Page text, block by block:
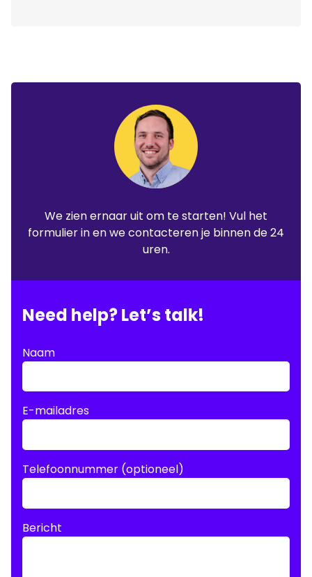
We zien ernaar uit om te starten! Vul het
formulier in en we contacteren je binnen de 24
uren.
Need help? Let’s talk!
Naam
E-mailadres
Telefoonnummer (optioneel)
Bericht